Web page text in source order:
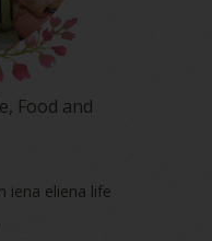
Food and
iena eliena life